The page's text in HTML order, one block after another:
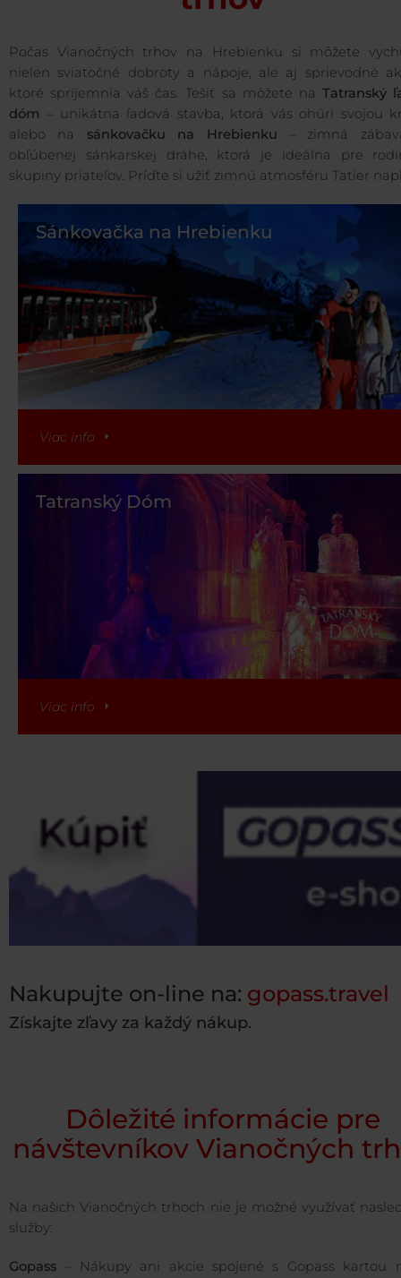
Počas Vianočných trhov na Hrebienku si môžete
nielen sviatočné dobroty a nápoje, ale aj sprievodné
ktoré spríjemnia váš čas. Tešiť sa môžete na Tatranský
dóm
– unikátna ľadová stavba, ktorá vás ohúri svojou
alebo na sánkovačku na Hrebienku – zimná
obľúbenej sánkarskej dráhe, ktorá je ideálna pre
skupiny priateľov. Príďte si užiť zimnú atmosféru Tatier
Sánkovačka na Hrebienku
Viac info
Tatranský Dóm
Viac info
Nakupujte on-line na: gopass.travel
Získajte zľavy za každý nákup.
Dôležité informácie pre
návštevníkov Vianočných
Na našich Vianočných trhoch nie je možné využívať
služby:
Gopass – Nákupy ani akcie spojené s Gopass kartou